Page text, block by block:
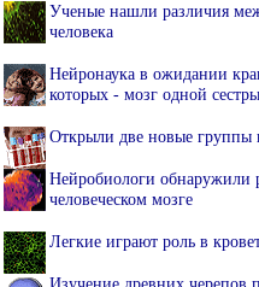
Ученые нашли различия
человека
Нейронаука в ожидании
которых - мозг одной
Открыли две новые группы
Нейробиологи обнаружили
человеческом мозге
Легкие играют роль в